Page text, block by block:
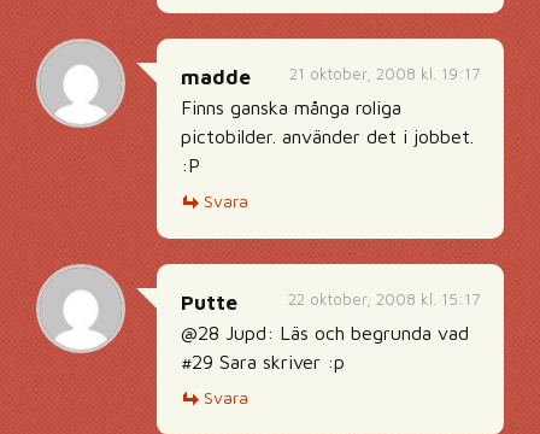
21 oktober, 2008 kl. 19:17
madde
Finns ganska många roliga
pictobilder. använder det i jobbet.
:P
Svara
22 oktober, 2008 kl. 15:17
Putte
@28 Jupd: Läs och begrunda vad
#29 Sara skriver :p
Svara